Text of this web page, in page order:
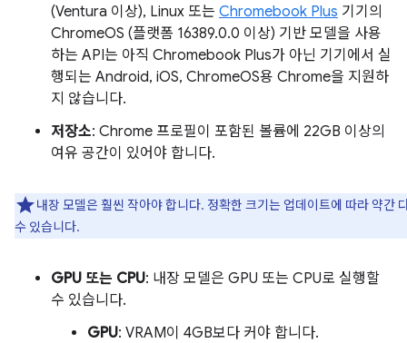
(Ventura 이상), Linux 또는 Chromebook Plus 기기의
ChromeOS (플랫폼 16389.0.0 이상) 기반 모델을 사용
하는 API는 아직 Chromebook Plus가 아닌 기기에서 실
행되는 Android, iOS, ChromeOS용 Chrome을 지원하
지 않습니다.
저장소: Chrome 프로필이 포함된 볼륨에 22GB 이상의
여유 공간이 있어야 합니다.
내장 모델은 훨씬 작아야 합니다. 정확한 크기는 업데이트에 따라 약간
수 있습니다.
GPU 또는 CPU: 내장 모델은 GPU 또는 CPU로 실행할
수 있습니다.
GPU: VRAM이 4GB보다 커야 합니다.